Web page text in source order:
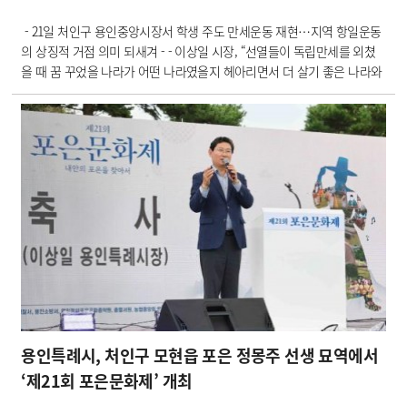
- 21일 처인구 용인중앙시장서 학생 주도 만세운동 재현…지역 항일운동
의 상징적 거점 의미 되새겨 - - 이상일 시장, “선열들이 독립만세를 외쳤
을 때 꿈 꾸었을 나라가 어떤 나라였을지 헤아리면서 더 살기 좋은 나라와
용인 만들자"- 용인특례시(시장 이상일)는 21일 오후 처인구 용인중앙시장
놀이광장(금복교) 김량장 학생만세운동 기념표석…
용인특례시, 처인구 모현읍 포은 정몽주 선생 묘역에서
‘제21회 포은문화제’ 개최